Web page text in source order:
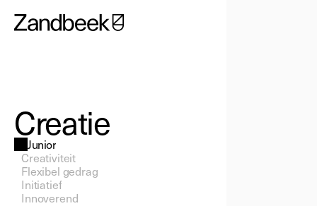
Creatie
Junior
Creativiteit
Flexibel gedrag
Initiatief
Innoverend